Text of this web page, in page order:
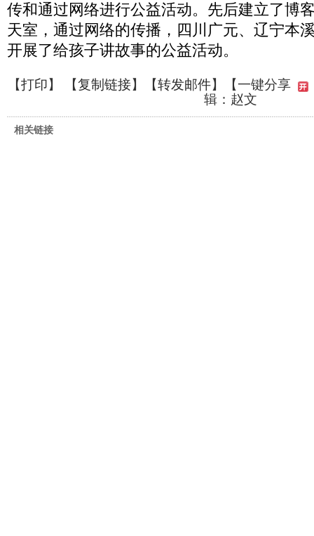
传和通过网络进行公益活动。先后建立了博
天室，通过网络的传播，四川广元、辽宁本
开展了给孩子讲故事的公益活动。
【打印】 【复制链接】【转发邮件】
【一键分享
辑：赵文
相关链接